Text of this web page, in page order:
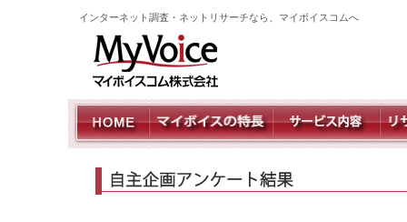
インターネット調査・ネットリサーチなら、マイボイスコムへ